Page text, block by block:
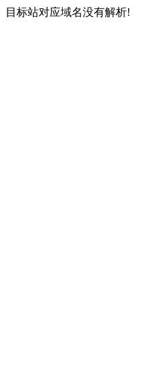
目标站对应域名没有解析!